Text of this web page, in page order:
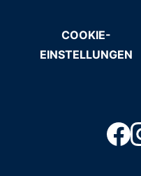
COOKIE-
EINSTELLUNGEN